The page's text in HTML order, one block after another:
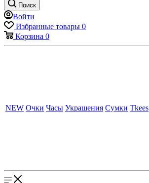
Поиск
Войти
Избранные товары 0
Корзина 0
NEW Очки Часы Украшения Сумки Tkees